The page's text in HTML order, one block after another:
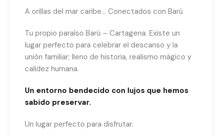
A orillas del mar caribe… Conectados con Barú
Tu propio paraíso Barú – Cartagena. Existe un
lugar perfecto para celebrar el descanso y la
unión familiar; lleno de historia, realismo mágico y
calidez humana.
Un entorno bendecido con lujos que hemos
sabido preservar.
Un lugar perfecto para disfrutar.